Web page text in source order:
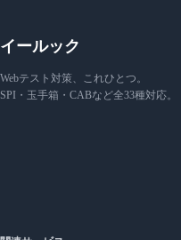
イールック
Webテスト対策、これひとつ。
SPI・玉手箱・CABなど全33種対応。